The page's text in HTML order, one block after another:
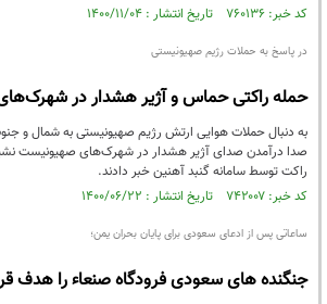
کد خبر: ۷۶۰۱۳۶ تاریخ انتشار : ۱۴۰۰/۱۱/۰۴
در پاسخ به حملات رژیم صهیونیستی
حمله راکتی حماس و آژیر هشدار در
به دنبال حملات هوایی ارتش رژیم صهیونیستی به شمال و جنوب
صدا درآمدن صدای آژیر هشدار در شهرک‌های صهیونیست
راکت توسط سامانه گنبد آهنین خبر دادند.
کد خبر: ۷۴۲۰۰۷ تاریخ انتشار : ۱۴۰۰/۰۶/۲۲
ساعاتی پس از ادعای سعودی برای پایان بحران یمن؛
جنگنده های سعودی فرودگاه صنعاء را هدف